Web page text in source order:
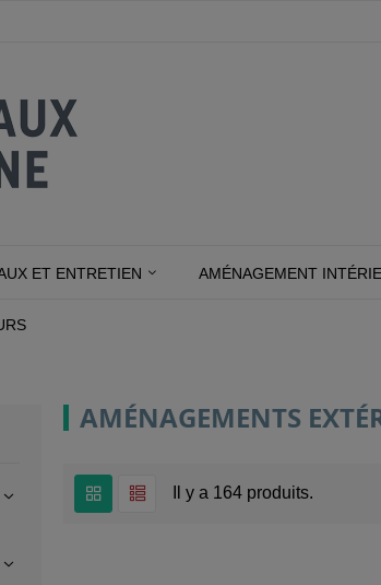
ET ENTRETIEN AMÉNAGEMENT
AMÉNAGEMENTS
Il y a 164 produits.